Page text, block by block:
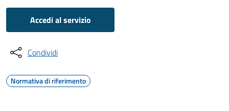
Accedi al servizio
Condividi
Normativa di riferimento